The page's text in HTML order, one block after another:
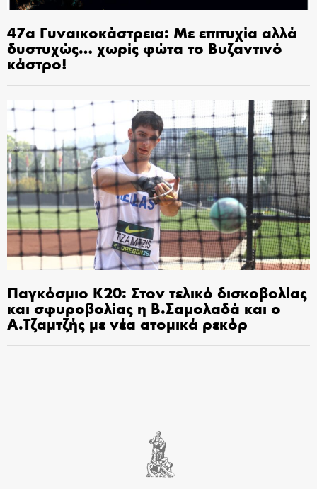
47α Γυναικοκάστρεια: Με επιτυχία αλλά
δυστυχώς… χωρίς φώτα το Βυζαντινό
κάστρο!
Παγκόσμιο Κ20: Στον τελικό δισκοβολίας
και σφυροβολίας η Β.Σαμολαδά και ο
Α.Τζαμτζής με νέα ατομικά ρεκόρ